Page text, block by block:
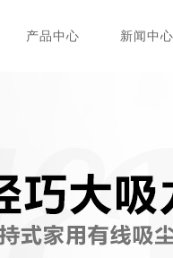
产品中心 新闻中心